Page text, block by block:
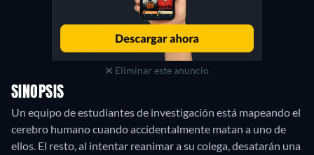
Eliminar este anuncio
SINOPSIS
Un equipo de estudiantes de investigación está mapeando el
cerebro humano cuando accidentalmente matan a uno de
ellos. El resto, al intentar reanimar a su colega, desatarán una